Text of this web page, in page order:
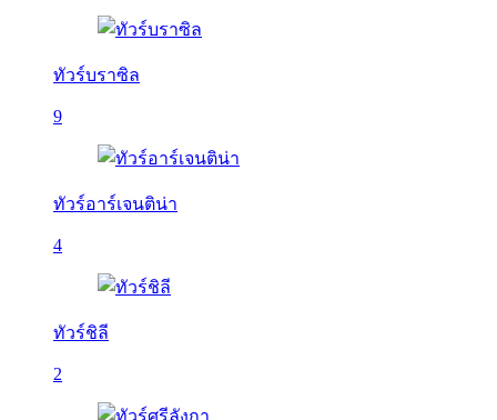
ทัวร์บราซิล
9
ทัวร์อาร์เจนติน่า
4
ทัวร์ชิลี
2